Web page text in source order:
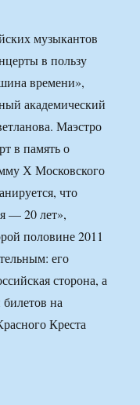
музыкантов
в пользу
времени»,
академический
Маэстро
в память о
Х Московского
что
— 20 лет»,
половине 2011
его
сторона, а
на
Креста